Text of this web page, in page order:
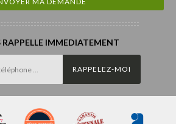
IMMEDIATEMENT